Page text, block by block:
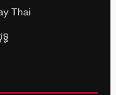
Thai
ធ